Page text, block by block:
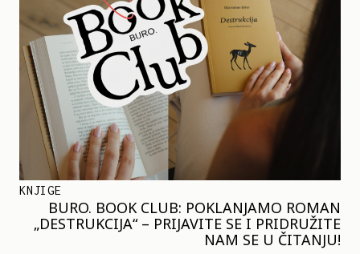
KNJIGE
BURO. BOOK CLUB: POKLANJAMO ROMAN
„DESTRUKCIJA“ – PRIJAVITE SE I PRIDRUŽITE
NAM SE U ČITANJU!